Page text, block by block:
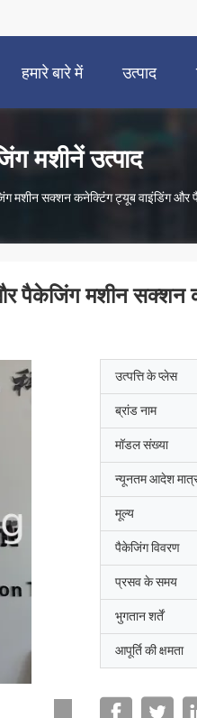
हमारे बारे में उत्पाद
मशीनें उत्पाद
मशीन सक्शन कनेक्टिंग ट्यूब वाइंडिंग और
पैकेजिंग मशीन सक्शन
उत्पत्ति के प्लेस
ब्रांड नाम
मॉडल संख्या
न्यूनतम आदेश
मूल्य
पैकेजिंग विवरण
प्रसव के समय
भुगतान शर्तें
आपूर्ति की क्षमता